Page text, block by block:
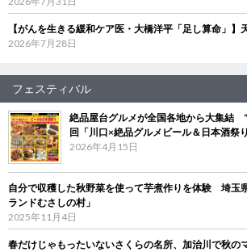
【がんを生きる緩和ケア医・大橋洋平「足し算命」】
2026年7月28日
フェスティバル
絶品屋台グルメが全国各地から大集結
回「川口×絶品グルメビール＆日本酒祭
2026年4月15日
自分で収穫した秋野菜を使って芋煮作りを体験 埼玉
ランドむさしの村」
2025年11月4日
春だけじゃもったいないさくらの名所、加治川で秋の